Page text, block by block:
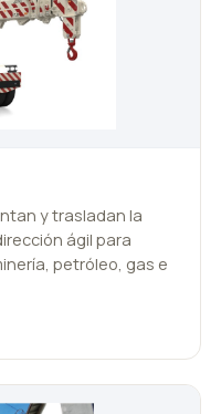
y trasladan la
ágil para
petróleo, gas e